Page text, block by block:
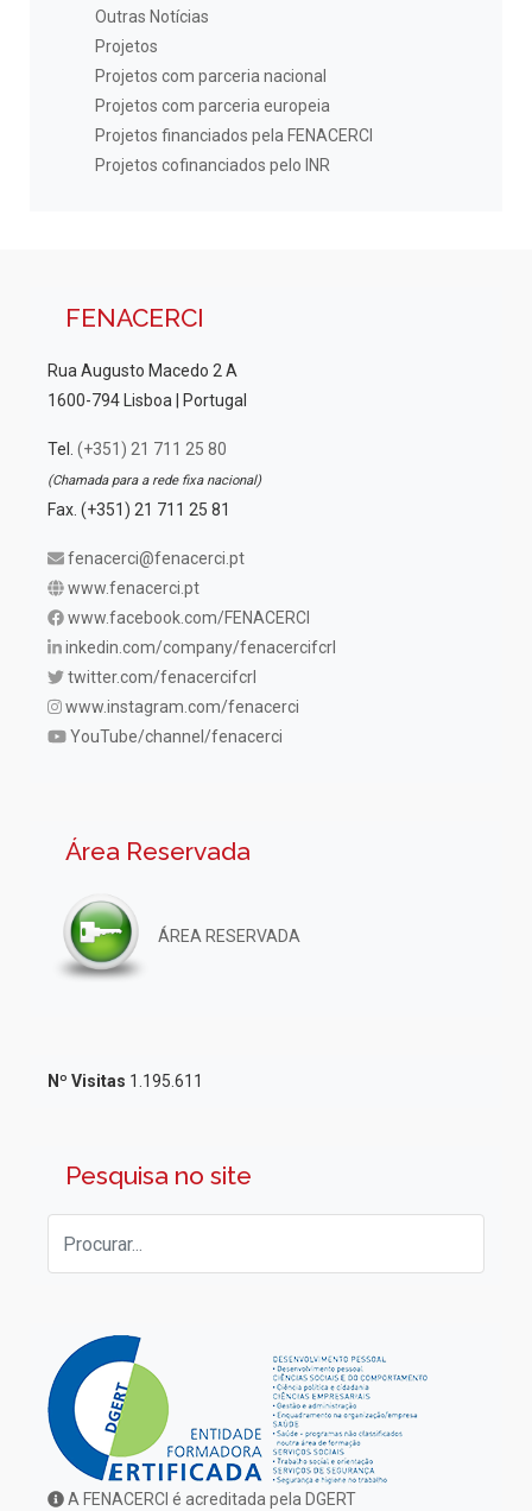
Outras Notícias
Projetos
Projetos com parceria nacional
Projetos com parceria europeia
Projetos financiados pela FENACERCI
Projetos cofinanciados pelo INR
FENACERCI
Rua Augusto Macedo 2 A
1600-794 Lisboa | Portugal
Tel. (+351) 21 711 25 80
(Chamada para a rede fixa nacional)
Fax. (+351) 21 711 25 81
fenacerci@fenacerci.pt
www.fenacerci.pt
www.facebook.com/FENACERCI
inkedin.com/company/fenacercifcrl
twitter.com/fenacercifcrl
www.instagram.com/fenacerci
YouTube/channel/fenacerci
Área Reservada
ÁREA RESERVADA
Nº Visitas 1.195.611
Pesquisa no site
A FENACERCI é acreditada pela DGERT